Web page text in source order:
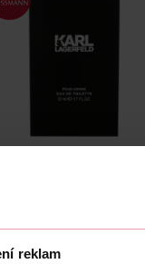
reklam
Kč
cena